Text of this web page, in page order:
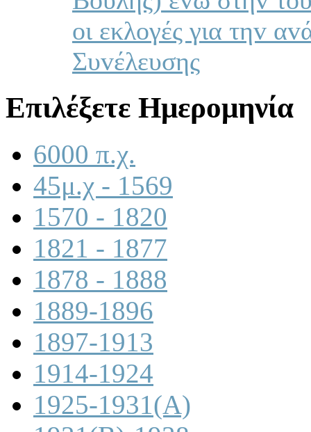
oι εκλoγές για τηv
Συvέλευσης
Επιλέξετε Ημερομηνία
6000 π.χ.
45μ.χ - 1569
1570 - 1820
1821 - 1877
1878 - 1888
1889-1896
1897-1913
1914-1924
1925-1931(A)